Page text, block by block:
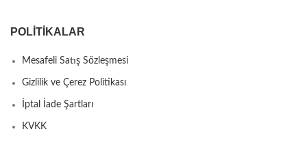
POLITIKALAR
Mesafeli Satış Sözleşmesi
Gizlilik ve Çerez Politikası
İptal İade Şartları
KVKK